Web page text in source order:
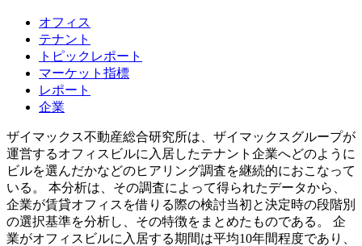
オフィス
テナント
トピックレポート
マーケット指標
レポート
企業
ザイマックス不動産総合研究所は、ザイマックスグループが
運営するオフィスビルに入居したテナント企業へどのように
ビルを選んだかなどのヒアリング調査を継続的におこなって
いる。 本分析は、その調査によって得られたデータから、
企業が賃貸オフィスを借りる際の検討当初と決定時の段階別
の選択基準を分析し、その特徴をまとめたものである。 企
業がオフィスビルに入居する期間は平均10年間程度であり、